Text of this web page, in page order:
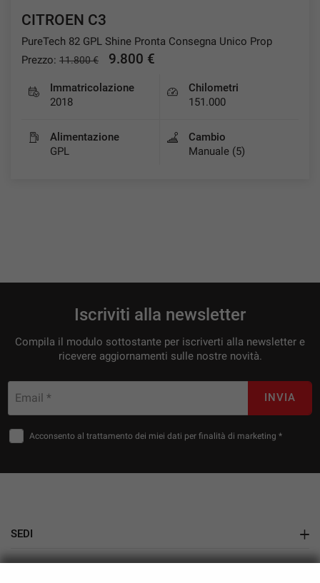
CITROEN C3
PureTech 82 GPL Shine Pronta Consegna Unico Prop
Prezzo: 11.800 € 9.800 €
Immatricolazione
2018
Chilometri
151.000
Alimentazione
GPL
Cambio
Manuale (5)
Iscriviti alla newsletter
Compila il modulo sottostante per iscriverti alla newsletter e
ricevere aggiornamenti sulle nostre novità.
Email * INVIA
Acconsento al trattamento dei miei dati per finalità di marketing *
SEDI
Showroom Auto Nuove e Usate